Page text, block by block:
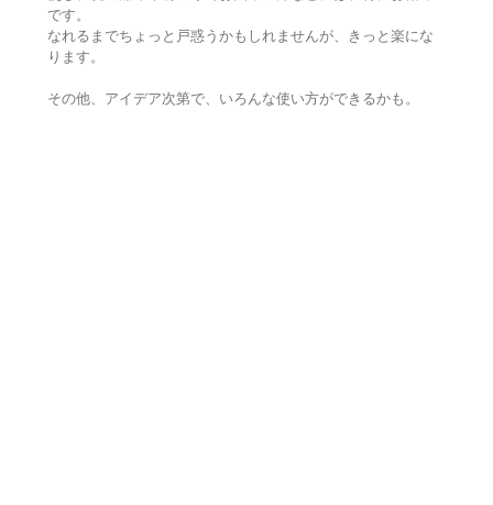
です。
なれるまでちょっと戸惑うかもしれませんが、きっと楽にな
ります。
その他、アイデア次第で、いろんな使い方ができるかも。